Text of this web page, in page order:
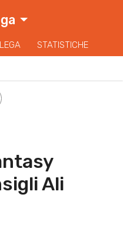
STATISTICHE
Ali